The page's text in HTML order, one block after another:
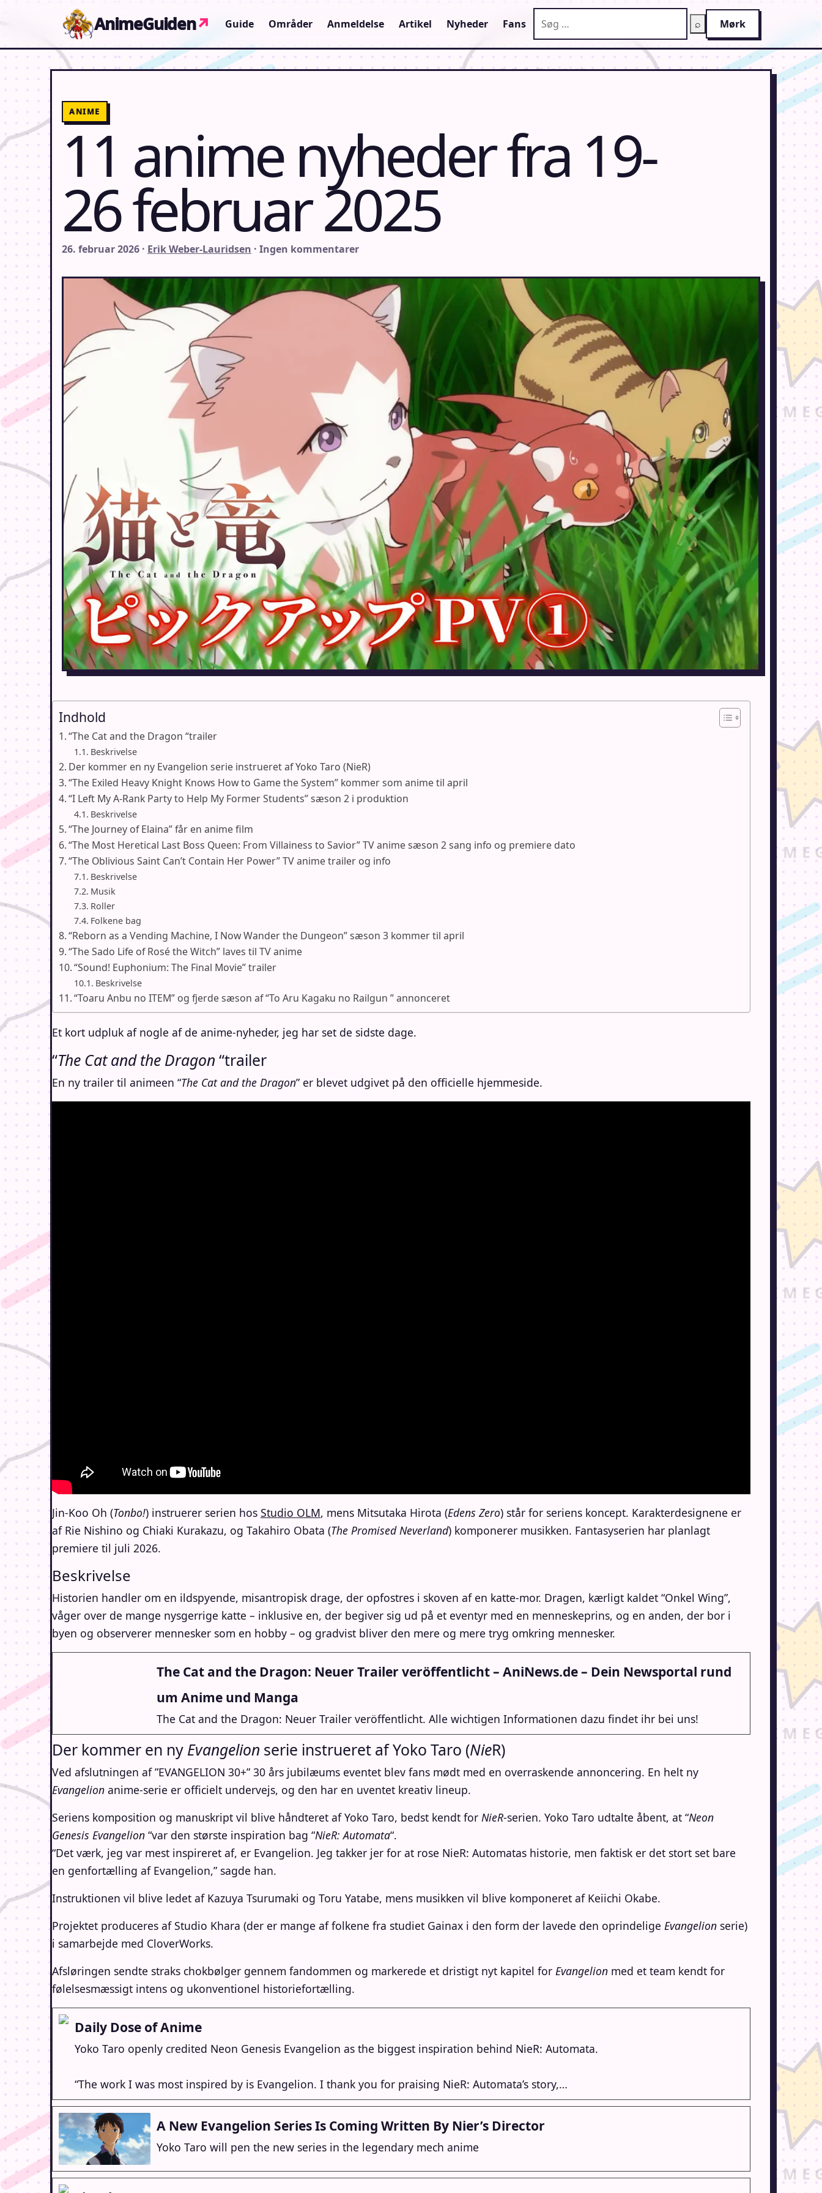
AnimeGuiden↗ Guide Områder Anmeldelse Artikel Nyheder Fans ⌕ Mørk
ANIME
11 anime nyheder fra 19-
26 februar 2025
26. februar 2026 · Erik Weber-Lauridsen · Ingen kommentarer
Indhold
“The Cat and the Dragon “trailer
Beskrivelse
Der kommer en ny Evangelion serie instrueret af Yoko Taro (NieR)
“The Exiled Heavy Knight Knows How to Game the System” kommer som anime til april
“I Left My A-Rank Party to Help My Former Students” sæson 2 i produktion
Beskrivelse
“The Journey of Elaina” får en anime film
“The Most Heretical Last Boss Queen: From Villainess to Savior” TV anime sæson 2 sang info og premiere dato
“The Oblivious Saint Can’t Contain Her Power” TV anime trailer og info
Beskrivelse
Musik
Roller
Folkene bag
“Reborn as a Vending Machine, I Now Wander the Dungeon” sæson 3 kommer til april
“The Sado Life of Rosé the Witch” laves til TV anime
“Sound! Euphonium: The Final Movie” trailer
Beskrivelse
“Toaru Anbu no ITEM” og fjerde sæson af “To Aru Kagaku no Railgun ” annonceret
Et kort udpluk af nogle af de anime-nyheder, jeg har set de sidste dage.
“The Cat and the Dragon “trailer
En ny trailer til animeen “The Cat and the Dragon” er blevet udgivet på den officielle hjemmeside.
Jin-Koo Oh (Tonbo!) instruerer serien hos Studio OLM, mens Mitsutaka Hirota (Edens Zero) står for seriens koncept. Karakterdesignene er
af Rie Nishino og Chiaki Kurakazu, og Takahiro Obata (The Promised Neverland) komponerer musikken. Fantasyserien har planlagt
premiere til juli 2026.
Beskrivelse
Historien handler om en ildspyende, misantropisk drage, der opfostres i skoven af ​​en katte-mor. Dragen, kærligt kaldet “Onkel Wing”,
våger over de mange nysgerrige katte – inklusive en, der begiver sig ud på et eventyr med en menneskeprins, og en anden, der bor i
byen og observerer mennesker som en hobby – og gradvist bliver den mere og mere tryg omkring mennesker.
The Cat and the Dragon: Neuer Trailer veröffentlicht – AniNews.de – Dein Newsportal rund
um Anime und Manga
The Cat and the Dragon: Neuer Trailer veröffentlicht. Alle wichtigen Informationen dazu findet ihr bei uns!
Der kommer en ny Evangelion serie instrueret af Yoko Taro (NieR)
Ved afslutningen af ​​”EVANGELION 30+” 30 års jubilæums eventet blev fans mødt med en overraskende annoncering. En helt ny
Evangelion anime-serie er officielt undervejs, og den har en uventet kreativ lineup.
Seriens komposition og manuskript vil blive håndteret af Yoko Taro, bedst kendt for NieR-serien. Yoko Taro udtalte åbent, at “Neon
Genesis Evangelion “var den største inspiration bag “NieR: Automata“.
“Det værk, jeg var mest inspireret af, er Evangelion. Jeg takker jer for at rose NieR: Automatas historie, men faktisk er det stort set bare
en genfortælling af Evangelion,” sagde han.
Instruktionen vil blive ledet af Kazuya Tsurumaki og Toru Yatabe, mens musikken vil blive komponeret af Keiichi Okabe.
Projektet produceres af Studio Khara (der er mange af folkene fra studiet Gainax i den form der lavede den oprindelige Evangelion serie)
i samarbejde med CloverWorks.
Afsløringen sendte straks chokbølger gennem fandommen og markerede et dristigt nyt kapitel for Evangelion med et team kendt for
følelsesmæssigt intens og ukonventionel historiefortælling.
Daily Dose of Anime
Yoko Taro openly credited Neon Genesis Evangelion as the biggest inspiration behind NieR: Automata.
“The work I was most inspired by is Evangelion. I thank you for praising NieR: Automata’s story,…
A New Evangelion Series Is Coming Written By Nier’s Director
Yoko Taro will pen the new series in the legendary mech anime